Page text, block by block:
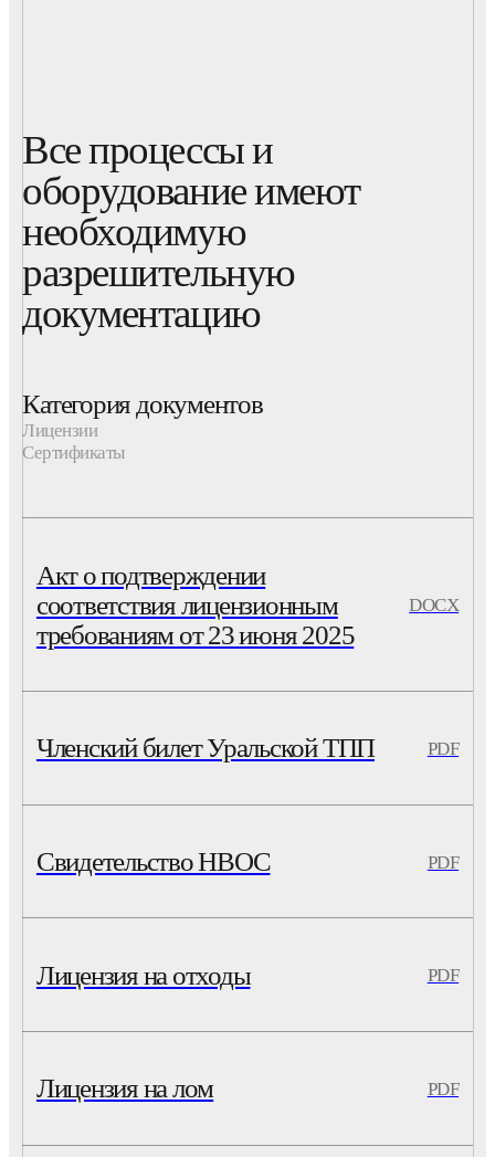
Все процессы и
оборудование имеют
необходимую
разрешительную
документацию
Категория документов
Лицензии
Сертификаты
Акт о подтверждении
соответствия лицензионным
требованиям от 23 июня 2025
DOCX
Членский билет Уральской ТПП PDF
Свидетельство НВОС PDF
Лицензия на отходы PDF
Лицензия на лом PDF